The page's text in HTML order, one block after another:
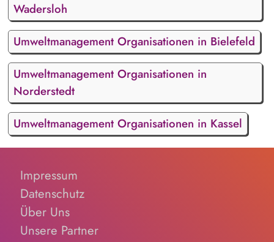
Wadersloh
Umweltmanagement Organisationen in Bielefeld
Umweltmanagement Organisationen in
Norderstedt
Umweltmanagement Organisationen in Kassel
Impressum
Datenschutz
Über Uns
Unsere Partner